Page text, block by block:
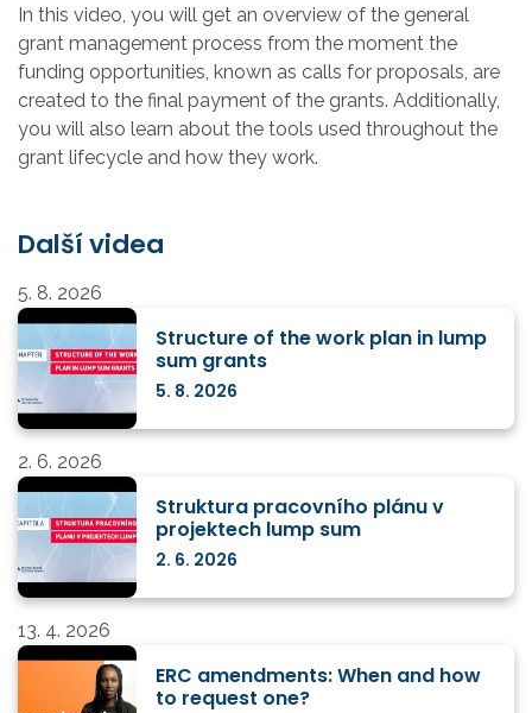
In this video, you will get an overview of the general
grant management process from the moment the
funding opportunities, known as calls for proposals, are
created to the final payment of the grants. Additionally,
you will also learn about the tools used throughout the
grant lifecycle and how they work.
Další videa
5. 8. 2026
Structure of the work plan in lump
sum grants
5. 8. 2026
2. 6. 2026
Struktura pracovního plánu v
projektech lump sum
2. 6. 2026
13. 4. 2026
ERC amendments: When and how
to request one?